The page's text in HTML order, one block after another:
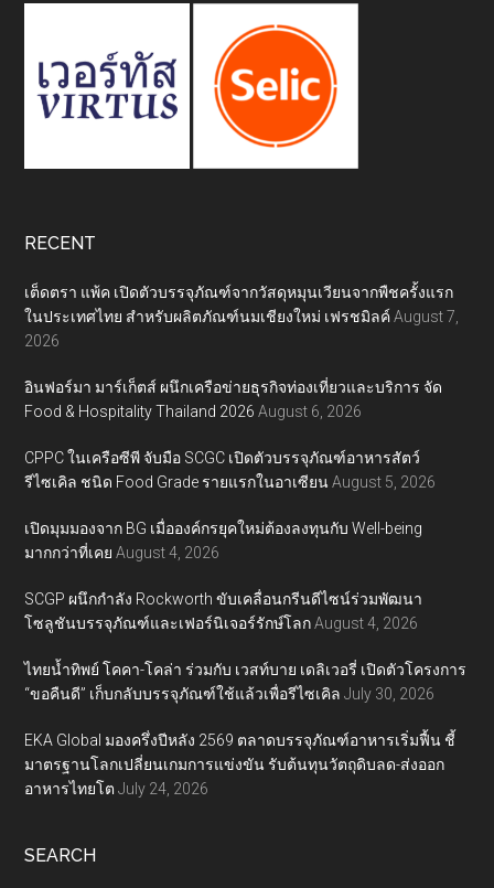
RECENT
เต็ดตรา แพ้ค เปิดตัวบรรจุภัณฑ์จากวัสดุหมุนเวียนจากพืชครั้งแรก
ในประเทศไทย สำหรับผลิตภัณฑ์นมเชียงใหม่ เฟรชมิลค์ August 7,
2026
อินฟอร์มา มาร์เก็ตส์ ผนึกเครือข่ายธุรกิจท่องเที่ยวและบริการ จัด
Food & Hospitality Thailand 2026 August 6, 2026
CPPC ในเครือซีพี จับมือ SCGC เปิดตัวบรรจุภัณฑ์อาหารสัตว์
รีไซเคิล ชนิด Food Grade รายแรกในอาเซียน August 5, 2026
เปิดมุมมองจาก BG เมื่อองค์กรยุคใหม่ต้องลงทุนกับ Well-being
มากกว่าที่เคย August 4, 2026
SCGP ผนึกกำลัง Rockworth ขับเคลื่อนกรีนดีไซน์ร่วมพัฒนา
โซลูชันบรรจุภัณฑ์และเฟอร์นิเจอร์รักษ์โลก August 4, 2026
ไทยน้ำทิพย์ โคคา-โคล่า ร่วมกับ เวสท์บาย เดลิเวอรี่ เปิดตัวโครงการ
“ขอคืนดี” เก็บกลับบรรจุภัณฑ์ใช้แล้วเพื่อรีไซเคิล July 30, 2026
EKA Global มองครึ่งปีหลัง 2569 ตลาดบรรจุภัณฑ์อาหารเริ่มฟื้น ชี้
มาตรฐานโลกเปลี่ยนเกมการแข่งขัน รับต้นทุนวัตถุดิบลด-ส่งออก
อาหารไทยโต July 24, 2026
SEARCH